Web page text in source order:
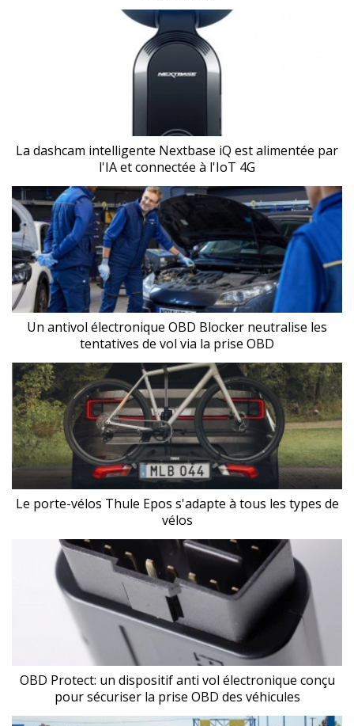
La dashcam intelligente Nextbase iQ est alimentée par
l'IA et connectée à l'IoT 4G
Un antivol électronique OBD Blocker neutralise les
tentatives de vol via la prise OBD
Le porte-vélos Thule Epos s'adapte à tous les types de
vélos
OBD Protect: un dispositif anti vol électronique conçu
pour sécuriser la prise OBD des véhicules